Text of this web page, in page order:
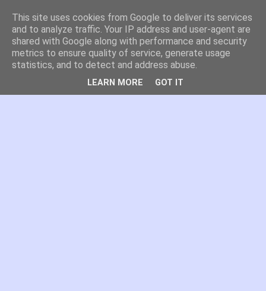
es por madrid
El blog de Madrid y su actualidad, proyectos, transporte,
movilidad, arquitectura, participación, medio ambiente,
educación, empleo, ...
This site uses cookies from Google to deliver its services
and to analyze traffic. Your IP address and user-agent are
shared with Google along with performance and security
metrics to ensure quality of service, generate usage
statistics, and to detect and address abuse.
LEARN MORE GOT IT